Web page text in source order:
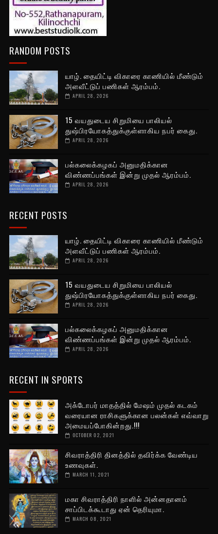
RANDOM POSTS
யாழ். தையிட்டி விகாரை காணியில் மீண்டும்
அளவீட்டுப் பணிகள் ஆரம்பம்.
APRIL 28, 2026
15 வயதுடைய சிறுமியை பாலியல்
துஷ்பிரயோகத்துக்குள்ளாகிய நபர் கைது.
APRIL 28, 2026
பல்கலைக்கழகப் அனுமதிக்கான
விண்ணப்பங்கள் இன்று முதல் ஆரம்பம்.
APRIL 28, 2026
RECENT POSTS
யாழ். தையிட்டி விகாரை காணியில் மீண்டும்
அளவீட்டுப் பணிகள் ஆரம்பம்.
APRIL 28, 2026
15 வயதுடைய சிறுமியை பாலியல்
துஷ்பிரயோகத்துக்குள்ளாகிய நபர் கைது.
APRIL 28, 2026
பல்கலைக்கழகப் அனுமதிக்கான
விண்ணப்பங்கள் இன்று முதல் ஆரம்பம்.
APRIL 28, 2026
RECENT IN SPORTS
அக்டோபர் மாதத்தில் மேஷம் முதல் கடகம்
வரையான ராசிகளுக்கான பலன்கள் எவ்வாறு
அமையப்போகின்றது.!!!
OCTOBER 02, 2021
சிவராத்திரி தினத்தில் தவிர்க்க வேண்டிய
உணவுகள்.
MARCH 11, 2021
மகா சிவராத்திரி நாளில் அன்னதானம்
சாப்பிடக்கூடாது ஏன் தெரியுமா.
MARCH 08, 2021